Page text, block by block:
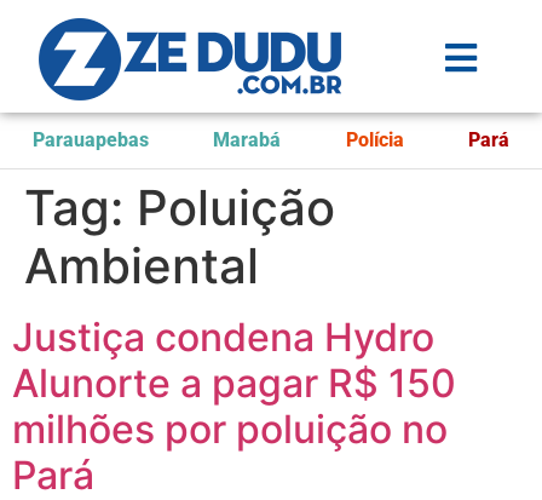
Parauapebas Marabá Polícia Pará
Tag: Poluição
Ambiental
Justiça condena Hydro
Alunorte a pagar R$ 150
milhões por poluição no
Pará